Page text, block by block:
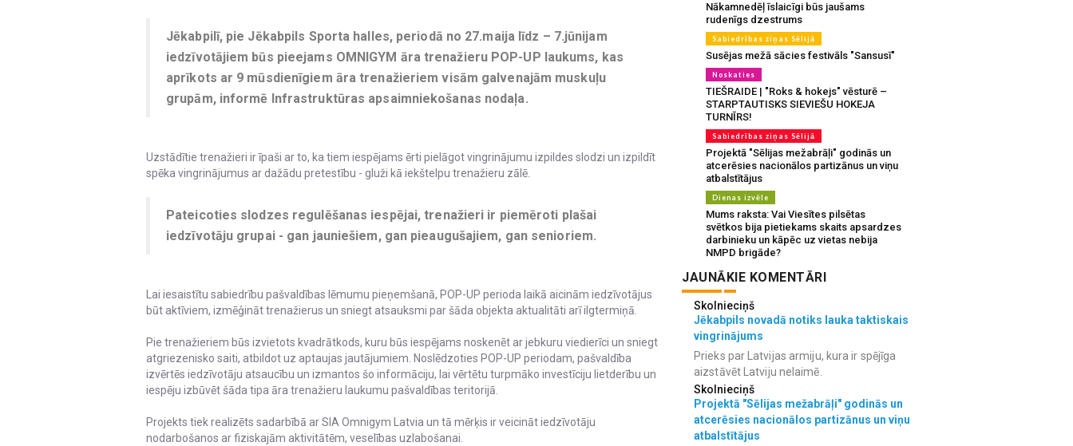
Jēkabpilī, pie Jēkabpils Sporta halles, periodā no 27.maija līdz – 7.jūnijam
iedzīvotājiem būs pieejams OMNIGYM āra trenažieru POP-UP laukums, kas
aprīkots ar 9 mūsdienīgiem āra trenažieriem visām galvenajām muskuļu
grupām, informē Infrastruktūras apsaimniekošanas nodaļa.
Uzstādītie trenažieri ir īpaši ar to, ka tiem iespējams ērti pielāgot vingrinājumu izpildes slodzi un izpildīt
spēka vingrinājumus ar dažādu pretestību - gluži kā iekštelpu trenažieru zālē.
Pateicoties slodzes regulēšanas iespējai, trenažieri ir piemēroti plašai
iedzīvotāju grupai - gan jauniešiem, gan pieaugušajiem, gan senioriem.
Lai iesaistītu sabiedrību pašvaldības lēmumu pieņemšanā, POP-UP perioda laikā aicinām iedzīvotājus
būt aktīviem, izmēģināt trenažierus un sniegt atsauksmi par šāda objekta aktualitāti arī ilgtermiņā.
Pie trenažieriem būs izvietots kvadrātkods, kuru būs iespējams noskenēt ar jebkuru viedierīci un sniegt
atgriezenisko saiti, atbildot uz aptaujas jautājumiem. Noslēdzoties POP-UP periodam, pašvaldība
izvērtēs iedzīvotāju atsaucību un izmantos šo informāciju, lai vērtētu turpmāko investīciju lietderību un
iespēju izbūvēt šāda tipa āra trenažieru laukumu pašvaldības teritorijā.
Projekts tiek realizēts sadarbībā ar SIA Omnigym Latvia un tā mērķis ir veicināt iedzīvotāju
nodarbošanos ar fiziskajām aktivitātēm, veselības uzlabošanai.
Nākamnedēļ īslaicīgi būs jaušams
rudenīgs dzestrums
Sabiedrības ziņas Sēlijā
Susējas mežā sācies festivāls "Sansusī"
Noskaties
TIEŠRAIDE | "Roks & hokejs" vēsturē –
STARPTAUTISKS SIEVIEŠU HOKEJA
TURNĪRS!
Sabiedrības ziņas Sēlijā
Projektā "Sēlijas mežabrāļi" godinās un
atcerēsies nacionālos partizānus un viņu
atbalstītājus
Dienas izvēle
Mums raksta: Vai Viesītes pilsētas
svētkos bija pietiekams skaits apsardzes
darbinieku un kāpēc uz vietas nebija
NMPD brigāde?
JAUNĀKIE KOMENTĀRI
Skolnieciņš
Jēkabpils novadā notiks lauka taktiskais
vingrinājums
Prieks par Latvijas armiju, kura ir spējīga
aizstāvēt Latviju nelaimē.
Skolnieciņš
Projektā "Sēlijas mežabrāļi" godinās un
atcerēsies nacionālos partizānus un viņu
atbalstītājus